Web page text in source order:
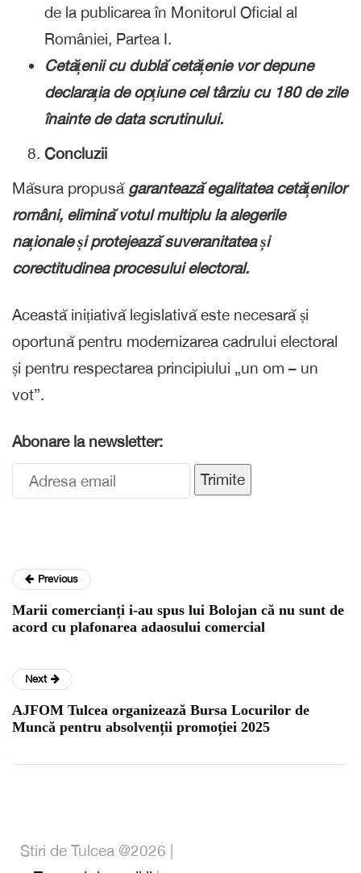
de la publicarea în Monitorul Oficial al
României, Partea I.
Cetățenii cu dublă cetățenie vor depune
declarația de opțiune cel târziu cu 180 de zile
înainte de data scrutinului.
Concluzii
Măsura propusă garantează egalitatea cetățenilor
români, elimină votul multiplu la alegerile
naționale și protejează suveranitatea și
corectitudinea procesului electoral.
Această inițiativă legislativă este necesară și
oportună pentru modernizarea cadrului electoral
și pentru respectarea principiului „un om – un
vot”.
Abonare la newsletter:
Trimite
Previous
Marii comercianți i-au spus lui Bolojan că nu sunt de
acord cu plafonarea adaosului comercial
Next
AJFOM Tulcea organizează Bursa Locurilor de
Muncă pentru absolvenții promoției 2025
Stiri de Tulcea @2026 |